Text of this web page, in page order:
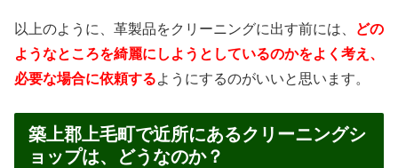
以上のように、革製品をクリーニングに出す前には、
どの
ようなところを綺麗にしようとしているのかをよく考え、
必要な場合に依頼するようにするのがいいと思います。
築上郡上毛町で近所にあるクリーニングシ
ョップは、どうなのか？